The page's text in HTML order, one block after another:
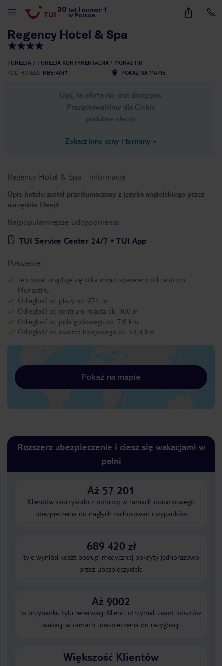
30 lat numer 1
w Polsce
58
Regency Hotel & Spa
TUNEZJA TUNEZJA KONTYNENTALNA
MONASTIR
KOD HOTELU NBE14017 POKAŻ NA MAPIE
Ups, ta oferta nie jest dostępna.
Przygotowaliśmy dla Ciebie
podobne oferty:
Zobacz inne ceny i terminy »
Regency Hotel & Spa - informacje
Opis hotelu został przetłumaczony z języka angielskiego przez
narzędzie DeepL
Najpopularniejsze udogodnienia:
TUI Service Center 24/7 + TUI App
Położenie:
Ten hotel znajduje się kilka minut spacerem od centrum
Monastiru.
Odległość od plaży ok. 974 m
Odległość od centrum miasta ok. 300 m
Odległość od pola golfowego ok. 7,8 km
Odległość od dworca kolejowego ok. 61,4 km
Pokaż na mapie
Rozszerz ubezpieczenie i ciesz się wakacjami w
pełni
Aż 57 201
Klientów skorzystało z pomocy w ramach dodatkowego
ubezpieczenia od nagłych zachorowań i wypadków
689 420 zł
tyle wyniósł koszt obsługi medycznej pokryty jednorazowo
przez ubezpieczyciela
Aż 9002
w przypadku tylu rezerwacji Klienci otrzymali zwrot kosztów
wakacji w ramach ubezpieczenia od rezygnacji
Większość Klientów